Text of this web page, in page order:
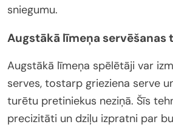
sniegumu.
Augstākā līmeņa servēšanas
Augstākā līmeņa spēlētāji var
serves, tostarp grieziena serve
turētu pretiniekus neziņā. Šīs
precizitāti un dziļu izpratni par